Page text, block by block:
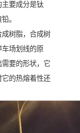
要成分是钛
。
树脂，合成树
场划线的原
要的形状，它
的热熔着性还